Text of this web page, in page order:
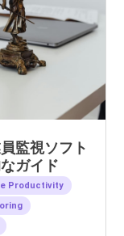
監視ソフト
ガイド
Productivity